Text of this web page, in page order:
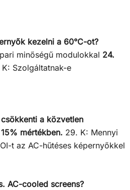
kezelni a 60°C-ot?
minőségű modulokkal 24.
Szolgáltatnak-e
a közvetlen
mértékben. 29. K: Mennyi
t az AC-hűtéses képernyőkkel
AC-cooled screens?